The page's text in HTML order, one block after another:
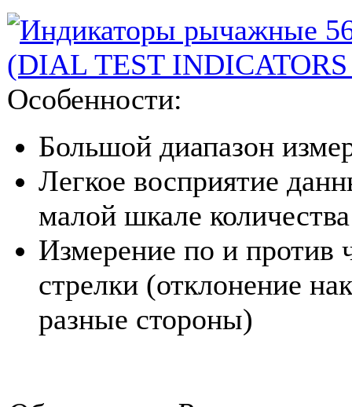
Особенности:
Большой диапазон
Легкое восприятие
малой шкале
Измерение по и против
стрелки (отклонение
разные стороны)